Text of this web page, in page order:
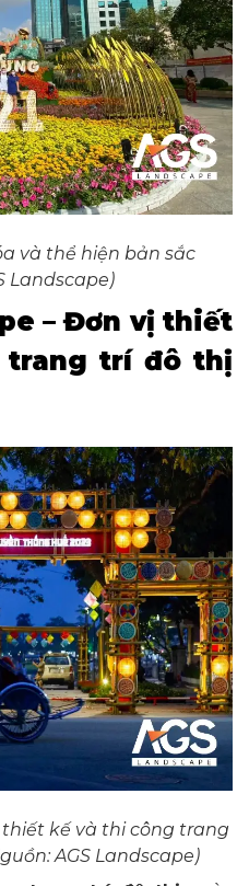
và thể hiện bản sắc
Landscape)
– Đơn vị thiết
trang trí đô thị
thiết kế và thi công trang
AGS Landscape)